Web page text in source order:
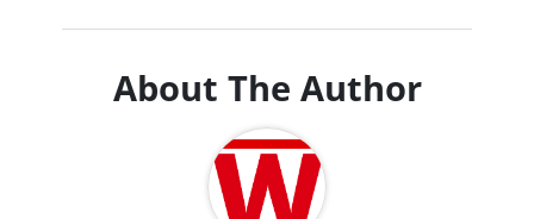
About The Author